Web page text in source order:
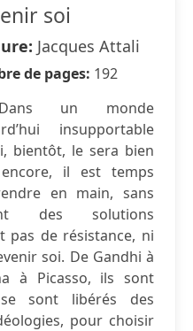
soi
Jacques Attali
de pages: 192
un monde
insupportable
bientôt, le sera bien
il est temps
en main, sans
des solutions
pas de résistance, ni
soi. De Gandhi à
à Picasso, ils sont
sont libérés des
pour choisir